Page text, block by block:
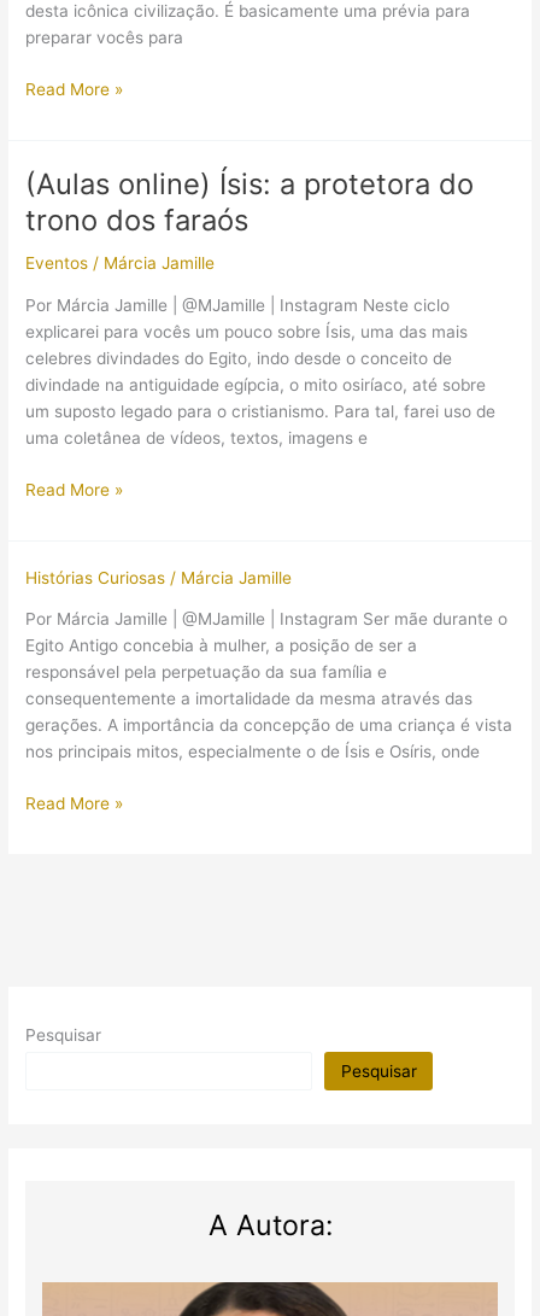
desta icônica civilização. É basicamente uma prévia para
preparar vocês para
Os
Egito
Antigo:
o
você
precisa
saber!
Read More »
(Aulas online) Ísis: a protetora do
trono dos faraós
Eventos / Márcia Jamille
Por Márcia Jamille | @MJamille | Instagram Neste ciclo
explicarei para vocês um pouco sobre Ísis, uma das mais
celebres divindades do Egito, indo desde o conceito de
divindade na antiguidade egípcia, o mito osiríaco, até sobre
um suposto legado para o cristianismo. Para tal, farei uso de
uma coletânea de vídeos, textos, imagens e
(Aulas
a
do
trono
dos
faraós
Read More »
Histórias Curiosas / Márcia Jamille
Por Márcia Jamille | @MJamille | Instagram Ser mãe durante o
Egito Antigo concebia à mulher, a posição de ser a
responsável pela perpetuação da sua família e
consequentemente a imortalidade da mesma através das
gerações. A importância da concepção de uma criança é vista
nos principais mitos, especialmente o de Ísis e Osíris, onde
Ser
Read More »
Pesquisar
Pesquisar
A Autora: